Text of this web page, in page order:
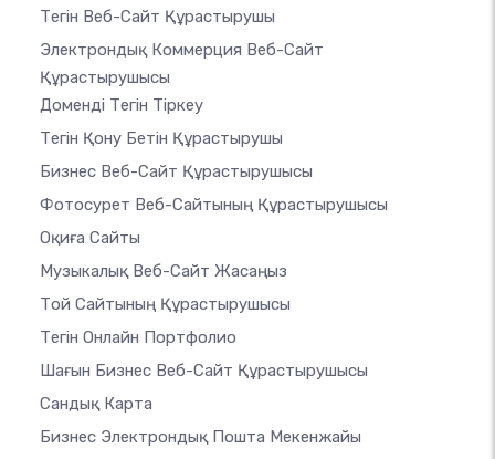
Тегін Веб-Сайт Құрастырушы
Электрондық Коммерция Веб-Сайт
Құрастырушысы
Доменді Тегін Тіркеу
Тегін Қону Бетін Құрастырушы
Бизнес Веб-Сайт Құрастырушысы
Фотосурет Веб-Сайтының Құрастырушысы
Оқиға Сайты
Музыкалық Веб-Сайт Жасаңыз
Той Сайтының Құрастырушысы
Тегін Онлайн Портфолио
Шағын Бизнес Веб-Сайт Құрастырушысы
Сандық Карта
Бизнес Электрондық Пошта Мекенжайы